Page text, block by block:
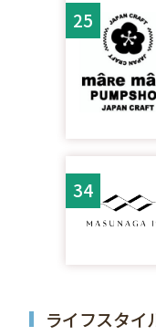
25
34
ライフスタイ